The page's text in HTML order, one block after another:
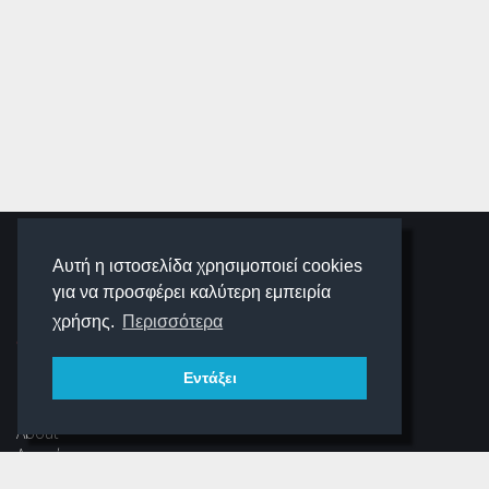
Αυτή η ιστοσελίδα χρησιμοποιεί cookies
για να προσφέρει καλύτερη εμπειρία
χρήσης. Περισσότερα
Εντάξει
SCHOOLIGANS
SCHOOLWAVE
ΠΛΟΉΓΗΣΗ
About
Αρχική